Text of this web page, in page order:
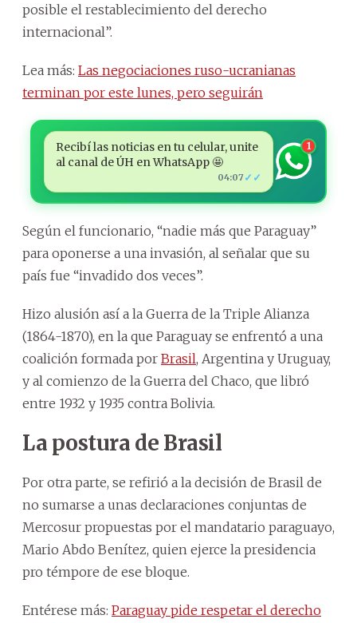
posible el restablecimiento del derecho
internacional”.
Lea más: Las negociaciones ruso-ucranianas
terminan por este lunes, pero seguirán
Recibí las noticias en tu celular, unite
al canal de ÚH en WhatsApp 🤩
04:07 ✓✓
1
Según el funcionario, “nadie más que Paraguay”
para oponerse a una invasión, al señalar que su
país fue “invadido dos veces”.
Hizo alusión así a la Guerra de la Triple Alianza
(1864-1870), en la que Paraguay se enfrentó a una
coalición formada por Brasil, Argentina y Uruguay,
y al comienzo de la Guerra del Chaco, que libró
entre 1932 y 1935 contra Bolivia.
La postura de Brasil
Por otra parte, se refirió a la decisión de Brasil de
no sumarse a unas declaraciones conjuntas de
Mercosur propuestas por el mandatario paraguayo,
Mario Abdo Benítez, quien ejerce la presidencia
pro témpore de ese bloque.
Entérese más: Paraguay pide respetar el derecho